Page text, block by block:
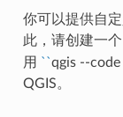
你可以提供自
此，请创建一
用 ``qgis --
QGIS。